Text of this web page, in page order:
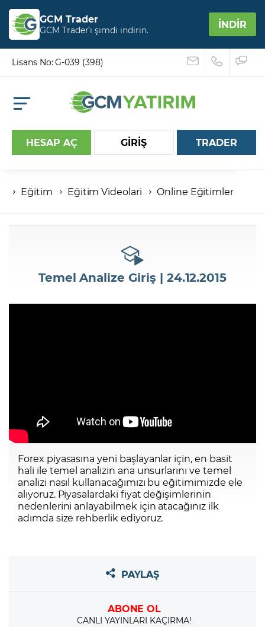
GCM Trader
GCM Trader’ı şimdi indirin. İNDİR
Lisans No: G-039 (398)
HESAP AÇ GİRİŞ
Hesap numaranız
Şifreniz
TRADER
Eğitim Eğitim Videolari Online Eğitimler
Temel Analize Giriş | 24.12.2015
Forex piyasasına yeni başlayanlar için, en basit
hali ile temel analizin ana unsurlarını ve temel
analizi nasıl kullanacağımızı bu eğitimimizde ele
alıyoruz. Piyasalardaki fiyat değişimlerinin
nedenlerini anlayabilmek için atacağınız ilk
adımda size rehberlik ediyoruz.
PAYLAŞ
ABONE OL
CANLI YAYINLARI KAÇIRMA!